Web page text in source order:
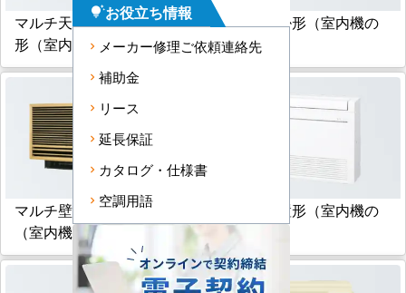
マルチ天井カセット小能力
形（室内機のみ）
マルチ壁掛形（室内機の
み）
マルチ壁埋込形
（室内機のみ）
マルチ床置形（室内機の
み）
tips_and_updatesお役立ち情報
メーカー修理ご依頼連絡先
補助金
リース
延長保証
カタログ・仕様書
空調用語